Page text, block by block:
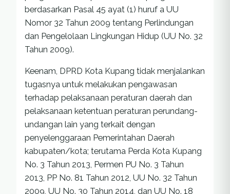
berdasarkan Pasal 45 ayat (1) huruf a UU
Nomor 32 Tahun 2009 tentang Perlindungan
dan Pengelolaan Lingkungan Hidup (UU No. 32
Tahun 2009).
Keenam, DPRD Kota Kupang tidak menjalankan
tugasnya untuk melakukan pengawasan
terhadap pelaksanaan peraturan daerah dan
pelaksanaan ketentuan peraturan perundang-
undangan lain yang terkait dengan
penyelenggaraan Pemerintahan Daerah
kabupaten/kota; terutama Perda Kota Kupang
No. 3 Tahun 2013, Permen PU No. 3 Tahun
2013, PP No. 81 Tahun 2012, UU No. 32 Tahun
2009, UU No. 30 Tahun 2014, dan UU No. 18